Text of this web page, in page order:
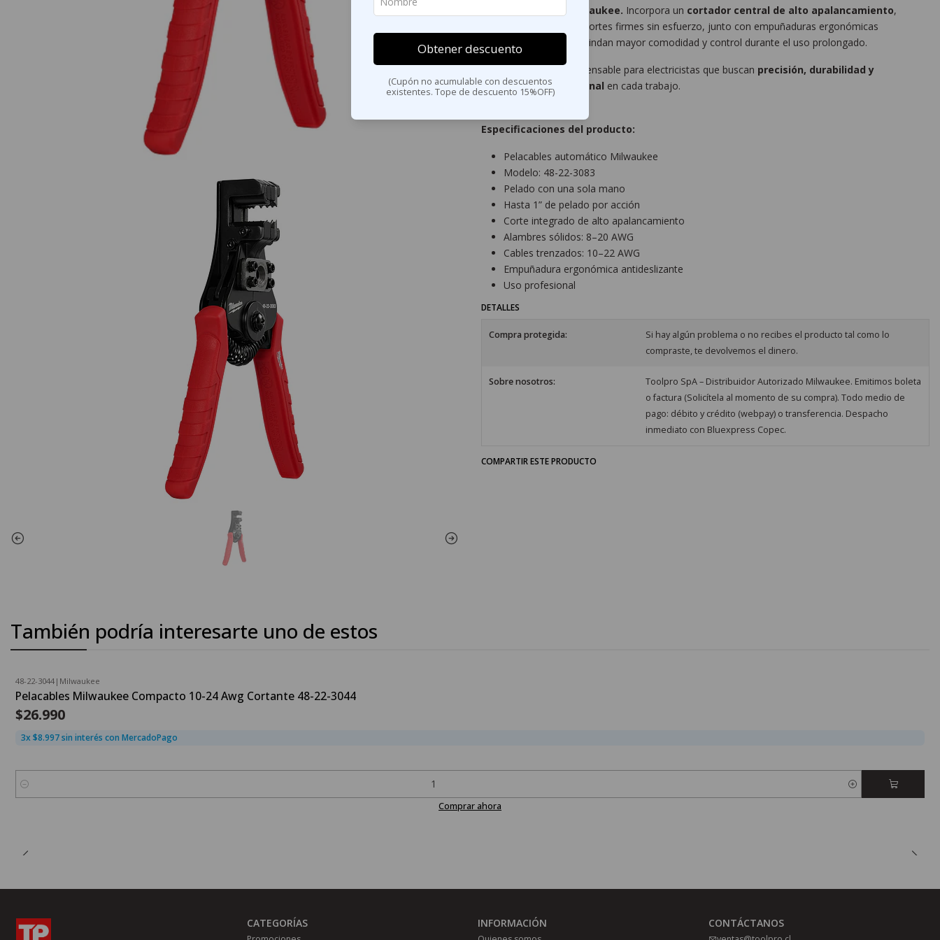
Calidad superior Milwaukee. Incorpora un cortador central de alto apalancamiento,
diseñado para realizar cortes firmes sin esfuerzo, junto con empuñaduras ergonómicas
sobremoldeadas que brindan mayor comodidad y control durante el uso prolongado.
Una herramienta indispensable para electricistas que buscan precisión, durabilidad y
rendimiento profesional en cada trabajo.
Especificaciones del producto:
Pelacables automático Milwaukee
Modelo: 48-22-3083
Pelado con una sola mano
Hasta 1” de pelado por acción
Corte integrado de alto apalancamiento
Alambres sólidos: 8–20 AWG
Cables trenzados: 10–22 AWG
Empuñadura ergonómica antideslizante
Uso profesional
DETALLES
Compra protegida:
Si hay algún problema o no recibes el producto tal como lo
compraste, te devolvemos el dinero.
Sobre nosotros:
Toolpro SpA – Distribuidor Autorizado Milwaukee. Emitimos boleta
o factura (Solicítela al momento de su compra). Todo medio de
pago: débito y crédito (webpay) o transferencia. Despacho
inmediato con Bluexpress Copec.
COMPARTIR ESTE PRODUCTO
También podría interesarte uno de estos
48-22-3044| Milwaukee
Pelacables Milwaukee Compacto 10-24 Awg Cortante 48-22-3044
$26.990
3x $8.997 sin interés con MercadoPago
Cantidad
Comprar ahora
CATEGORÍAS INFORMACIÓN CONTÁCTANOS
Obtener descuento
(Cupón no acumulable con descuentos
existentes. Tope de descuento 15%OFF)